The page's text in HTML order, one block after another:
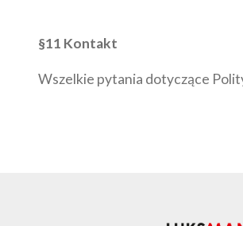
§11 Kontakt
Wszelkie pytania dotyczące